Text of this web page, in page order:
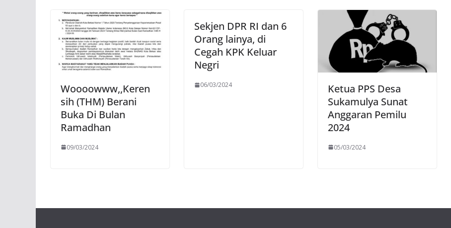
Woooowww,,Keren
sih (THM) Berani
Buka Di Bulan
Ramadhan
09/03/2024
Sekjen DPR RI dan 6
Orang lainya, di
Cegah KPK Keluar
Negri
06/03/2024
Ketua PPS Desa
Sukamulya Sunat
Anggaran Pemilu
2024
05/03/2024